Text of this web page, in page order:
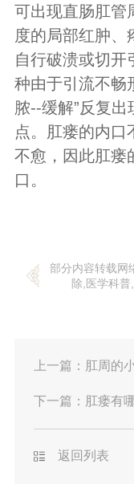
可出现直肠肛管
度的局部红肿、
自行破溃或切开
种由于引流不畅
脓--缓解”反复
点。肛瘘的内口
不愈，因此肛瘘
口。
部分内容转载网
除,医学科
上一篇： 肛周的
下一篇： 肛瘘有
返回列表